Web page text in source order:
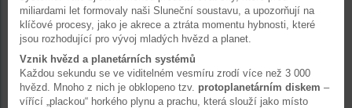
miliardami let formovaly naši Sluneční soustavu, a upozorňují na
klíčové procesy, jako je akrece a ztráta momentu hybnosti, které
jsou rozhodující pro vývoj mladých hvězd a planet.
Vznik hvězd a planetárních systémů
Každou sekundu se ve viditelném vesmíru zrodí více než 3 000
hvězd. Mnoho z nich je obklopeno tzv. protoplanetárním diskem –
vířící „plackou“ horkého plynu a prachu, která slouží jako místo